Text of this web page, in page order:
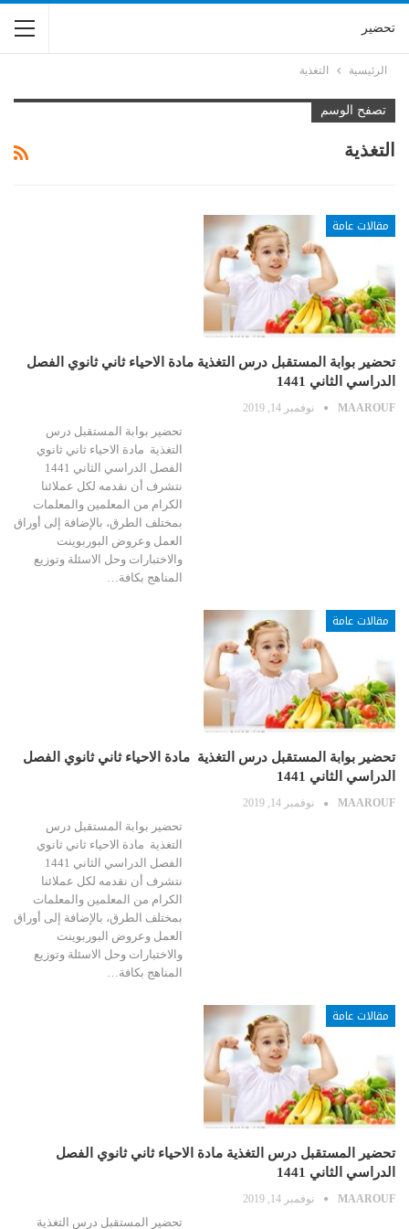
تحضير
الرئيسية التغذية
تصفح الوسم
التغذية
مقالات عامة
تحضير بوابة المستقبل درس التغذية مادة الاحياء ثاني ثانوي الفصل
الدراسي الثاني 1441
MAAROUF نوفمبر 14, 2019
تحضير بوابة المستقبل درس
التغذية مادة الاحياء ثاني ثانوي
الفصل الدراسي الثاني 1441
نتشرف أن نقدمه لكل عملائنا
الكرام من المعلمين والمعلمات
بمختلف الطرق، بالإضافة إلى أوراق
العمل وعروض البوربوينت
والاختبارات وحل الاسئلة وتوزيع
المناهج بكافة…
مقالات عامة
تحضير بوابة المستقبل درس التغذية مادة الاحياء ثاني ثانوي الفصل
الدراسي الثاني 1441
MAAROUF نوفمبر 14, 2019
تحضير بوابة المستقبل درس
التغذية مادة الاحياء ثاني ثانوي
الفصل الدراسي الثاني 1441
نتشرف أن نقدمه لكل عملائنا
الكرام من المعلمين والمعلمات
بمختلف الطرق، بالإضافة إلى أوراق
العمل وعروض البوربوينت
والاختبارات وحل الاسئلة وتوزيع
المناهج بكافة…
مقالات عامة
تحضير المستقبل درس التغذية مادة الاحياء ثاني ثانوي الفصل
الدراسي الثاني 1441
MAAROUF نوفمبر 14, 2019
تحضير المستقبل درس التغذية